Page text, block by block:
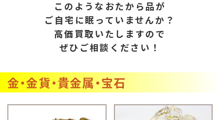
このようなおたから品が
ご自宅に眠っていませんか？
高価買取いたしますので
ぜひご相談ください！
金・金貨・貴金属・宝石